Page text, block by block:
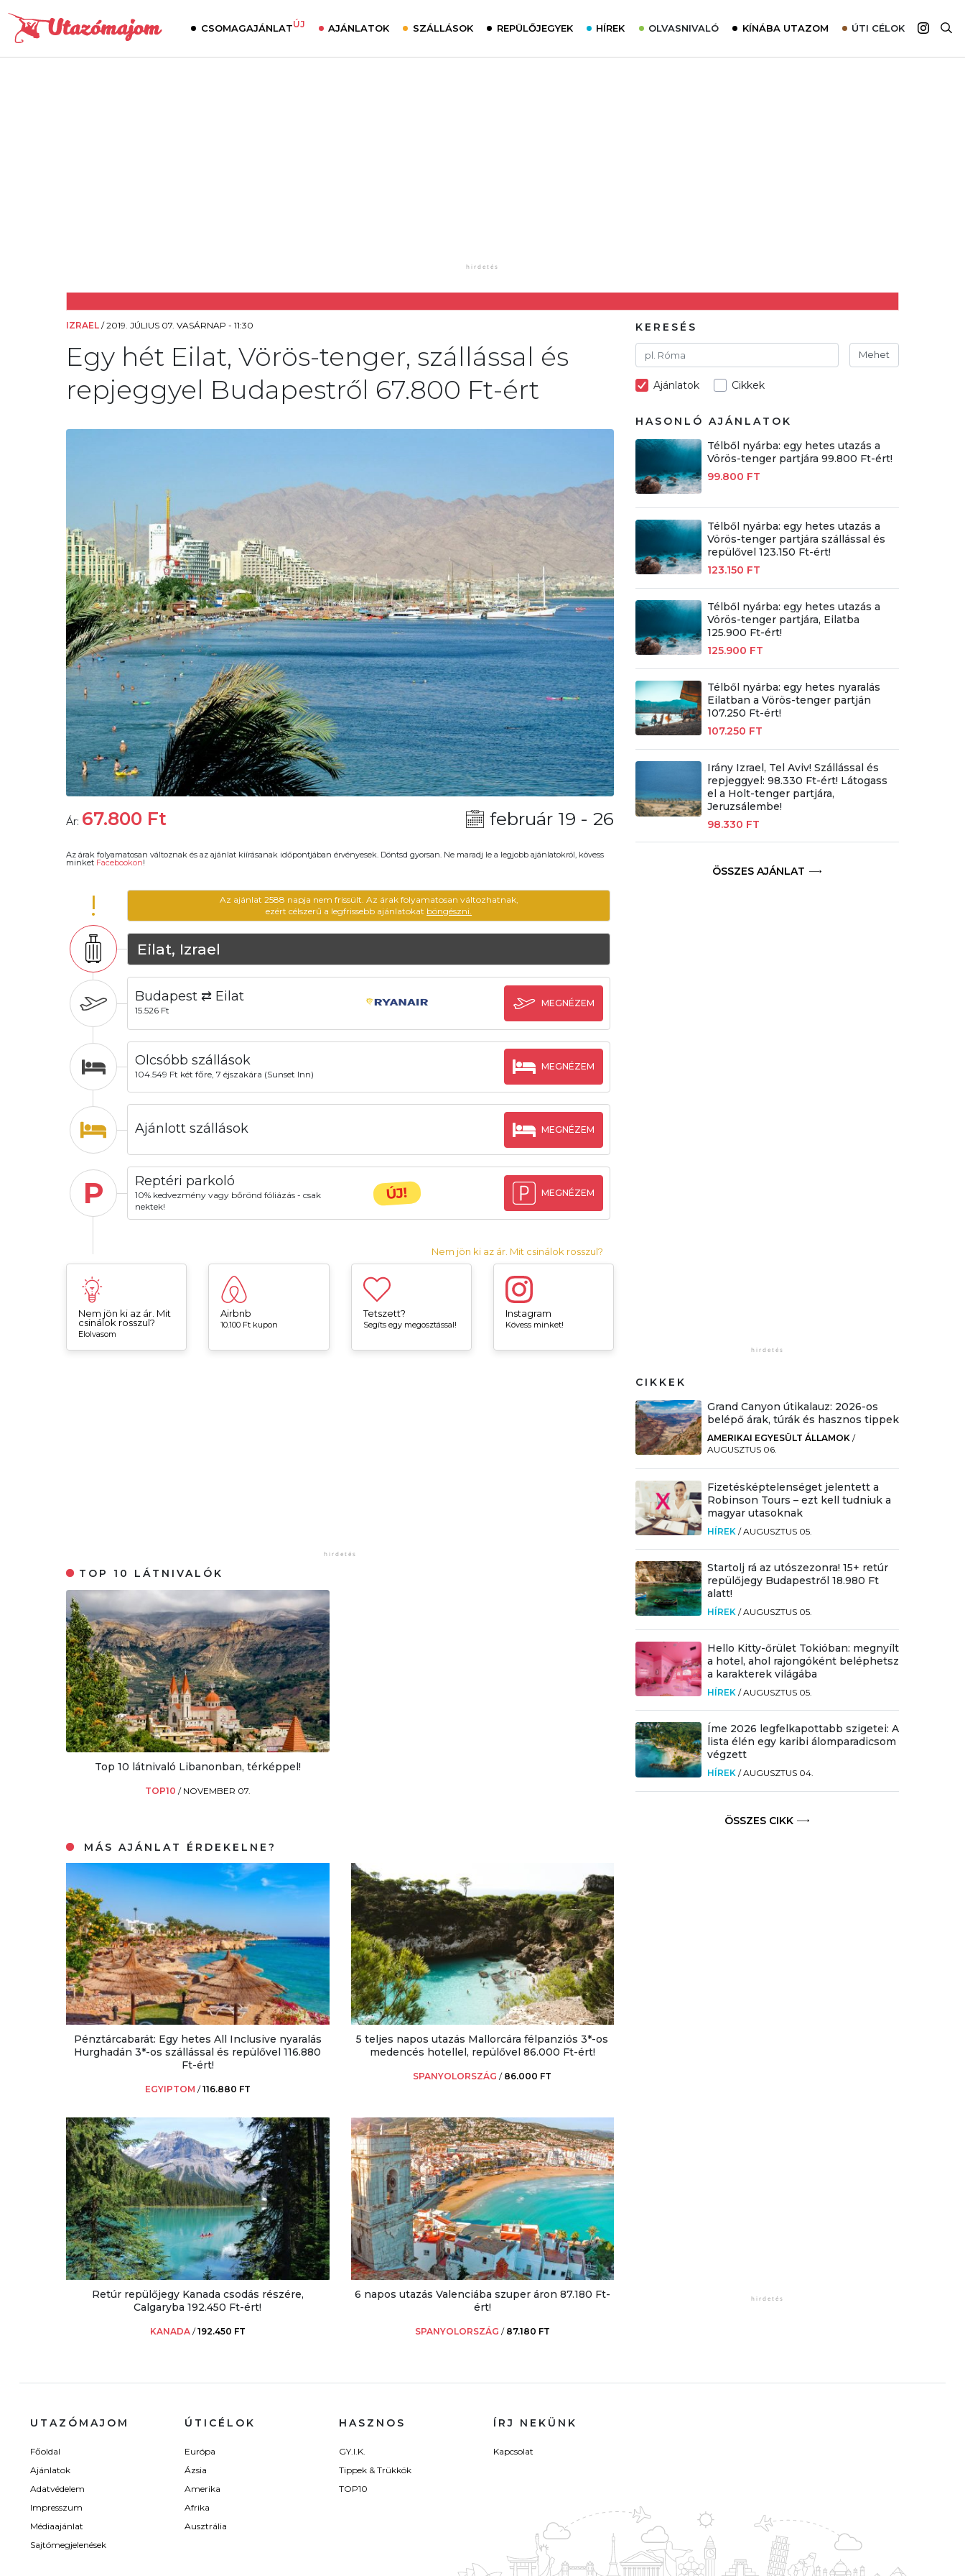
CSOMAGAJÁNLATÚJ AJÁNLATOK SZÁLLÁSOK REPÜLŐJEGYEK HÍREK OLVASNIVALÓ KÍNÁBA UTAZOM ÚTI CÉLOK
IZRAEL /2019. JÚLIUS 07. VASÁRNAP - 11:30
Egy hét Eilat, Vörös-tenger, szállással és
repjeggyel Budapestről 67.800 Ft-ért
Ár: 67.800 Ft február 19 - 26
Az árak folyamatosan változnak és az ajánlat kiírásanak időpontjában érvényesek. Döntsd gyorsan. Ne maradj le a legjobb ajánlatokról, kövess
minket Facebookon!
!
Az ajánlat 2588 napja nem frissült. Az árak folyamatosan változhatnak,
ezért célszerű a legfrissebb ajánlatokat böngészni.
Eilat, Izrael
Budapest ⇄ Eilat
15.526 Ft
MEGNÉZEM
Olcsóbb szállások
104.549 Ft két főre, 7 éjszakára (Sunset Inn)
MEGNÉZEM
Ajánlott szállások MEGNÉZEM
P Reptéri parkoló
10% kedvezmény vagy bőrönd fóliázás - csak
nektek!
ÚJ! MEGNÉZEM
Nem jön ki az ár. Mit csinálok rosszul?
Nem jön ki az ár. Mit
csinálok rosszul?
Elolvasom
Airbnb
10.100 Ft kupon
Tetszett?
Segíts egy megosztással!
Instagram
Kövess minket!
TOP 10 LÁTNIVALÓK
Top 10 látnivaló Libanonban, térképpel!
TOP10 / NOVEMBER 07.
MÁS AJÁNLAT ÉRDEKELNE?
Pénztárcabarát: Egy hetes All Inclusive nyaralás
Hurghadán 3*-os szállással és repülővel 116.880
Ft-ért!
EGYIPTOM /116.880 FT
5 teljes napos utazás Mallorcára félpanziós 3*-os
medencés hotellel, repülővel 86.000 Ft-ért!
SPANYOLORSZÁG / 86.000 FT
Retúr repülőjegy Kanada csodás részére,
Calgaryba 192.450 Ft-ért!
KANADA /192.450 FT
6 napos utazás Valenciába szuper áron 87.180 Ft-
ért!
SPANYOLORSZÁG / 87.180 FT
KERESÉS
Mehet
Ajánlatok Cikkek
HASONLÓ AJÁNLATOK
Télből nyárba: egy hetes utazás a
Vörös-tenger partjára 99.800 Ft-ért!
99.800 FT
Télből nyárba: egy hetes utazás a
Vörös-tenger partjára szállással és
repülővel 123.150 Ft-ért!
123.150 FT
Télből nyárba: egy hetes utazás a
Vörös-tenger partjára, Eilatba
125.900 Ft-ért!
125.900 FT
Télből nyárba: egy hetes nyaralás
Eilatban a Vörös-tenger partján
107.250 Ft-ért!
107.250 FT
Irány Izrael, Tel Aviv! Szállással és
repjeggyel: 98.330 Ft-ért! Látogass
el a Holt-tenger partjára,
Jeruzsálembe!
98.330 FT
ÖSSZES AJÁNLAT
CIKKEK
Grand Canyon útikalauz: 2026-os
belépő árak, túrák és hasznos tippek
AMERIKAI EGYESÜLT ÁLLAMOK /
AUGUSZTUS 06.
Fizetésképtelenséget jelentett a
Robinson Tours – ezt kell tudniuk a
magyar utasoknak
HÍREK /AUGUSZTUS 05.
Startolj rá az utószezonra! 15+ retúr
repülőjegy Budapestről 18.980 Ft
alatt!
HÍREK /AUGUSZTUS 05.
Hello Kitty-őrület Tokióban: megnyílt
a hotel, ahol rajongóként beléphetsz
a karakterek világába
HÍREK /AUGUSZTUS 05.
Íme 2026 legfelkapottabb szigetei: A
lista élén egy karibi álomparadicsom
végzett
HÍREK /AUGUSZTUS 04.
ÖSSZES CIKK
UTAZÓMAJOM
Főoldal
Ajánlatok
Adatvédelem
Impresszum
Médiaajánlat
Sajtómegjelenések
ÚTICÉLOK
Európa
Ázsia
Amerika
Afrika
Ausztrália
HASZNOS
GY.I.K.
Tippek & Trükkök
TOP10
ÍRJ NEKÜNK
Kapcsolat